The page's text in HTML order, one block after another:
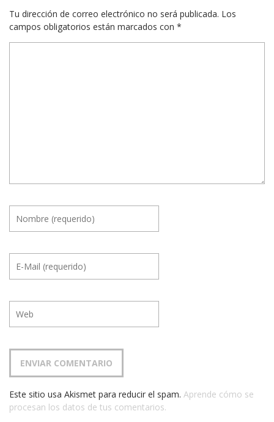
Tu dirección de correo electrónico no será publicada. Los
campos obligatorios están marcados con *
Este sitio usa Akismet para reducir el spam. Aprende cómo se
procesan los datos de tus comentarios.